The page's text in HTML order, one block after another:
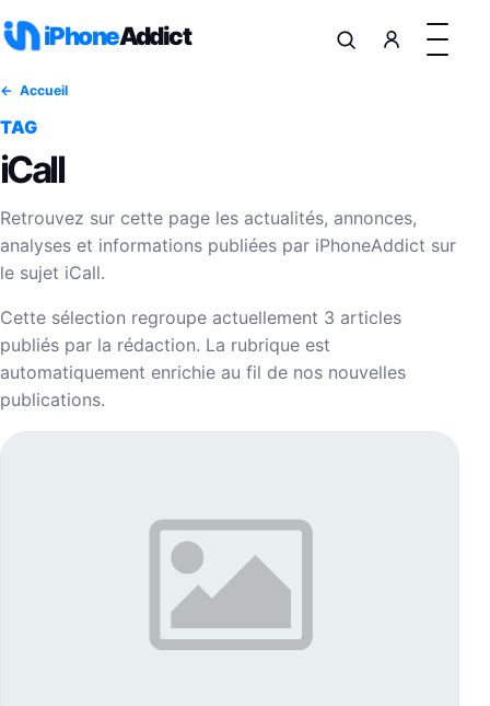
iPhoneAddict
Accueil
TAG
iCall
Retrouvez sur cette page les actualités, annonces,
analyses et informations publiées par iPhoneAddict sur
le sujet iCall.
Cette sélection regroupe actuellement 3 articles
publiés par la rédaction. La rubrique est
automatiquement enrichie au fil de nos nouvelles
publications.